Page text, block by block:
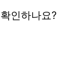
인하나요?